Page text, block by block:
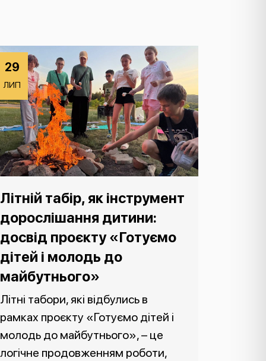
29
ЛИП
Літній табір, як інструмент
дорослішання дитини:
досвід проєкту «Готуємо
дітей і молодь до
майбутнього»
Літні табори, які відбулись в
рамках проєкту «Готуємо дітей і
молодь до майбутнього», – це
логічне продовженням роботи,